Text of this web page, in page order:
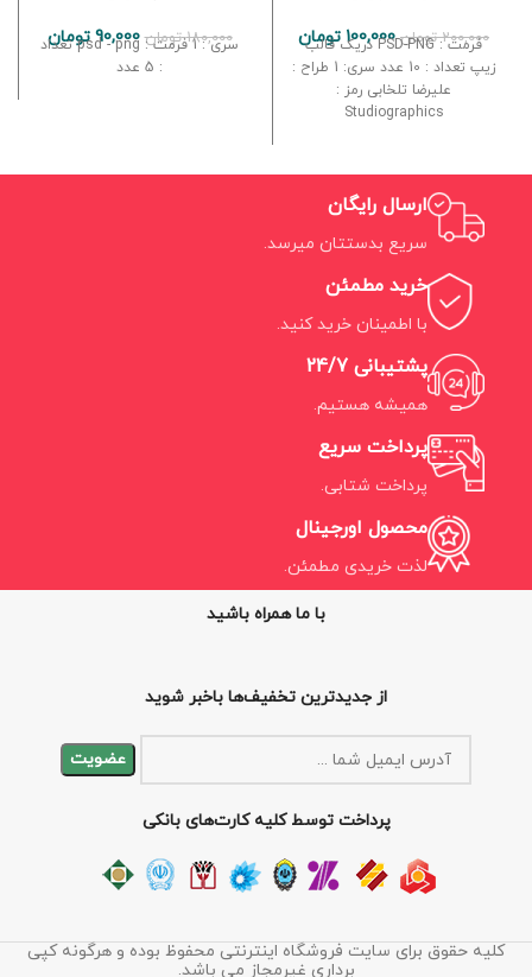
200,000 تومان 100,000 تومان
فرمت : PSD-PNG دریک قالب
زیپ تعداد : 10 عدد سری: 1 طراح :
علیرضا تلخابی رمز :
Studiographics
180,000 تومان 90,000 تومان
سری : 1 فرمت : psd - png تعداد
: 5 عدد
ارسال رایگان
سریع بدستتان میرسد.
خرید مطمئن
با اطمینان خرید کنید.
پشتیبانی 24/7
همیشه هستیم.
پرداخت سریع
پرداخت شتابی.
محصول اورجینال
لذت خریدی مطمئن.
با ما همراه باشید
از جدیدترین تخفیف‌ها باخبر شوید
پرداخت توسط کلیه کارت‌های بانکی
کلیه حقوق برای سایت فروشگاه اینترنتی محفوظ بوده و هرگونه کپی
برداری غیرمجاز می باشد.